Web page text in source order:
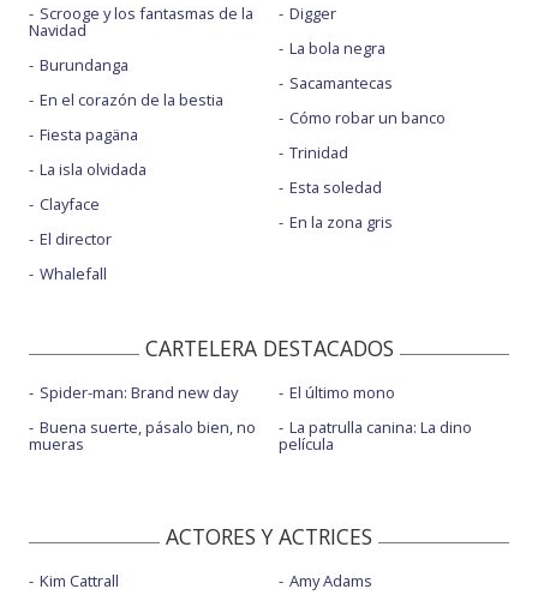
Scrooge y los fantasmas de la
Navidad
Burundanga
En el corazón de la bestia
Fiesta pagäna
La isla olvidada
Clayface
El director
Whalefall
Digger
La bola negra
Sacamantecas
Cómo robar un banco
Trinidad
Esta soledad
En la zona gris
CARTELERA DESTACADOS
Spider-man: Brand new day
Buena suerte, pásalo bien, no
mueras
El último mono
La patrulla canina: La dino
película
ACTORES Y ACTRICES
Kim Cattrall
Amy Adams